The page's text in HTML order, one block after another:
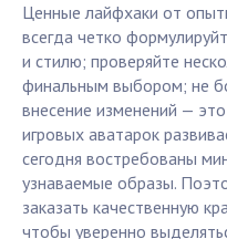
Ценные лайфхаки от
всегда четко
и стилю; проверяйте
финальным выбором; не
внесение изменений —
игровых аватарок
сегодня востребованы
узнаваемые образы.
заказать качественную
чтобы уверенно